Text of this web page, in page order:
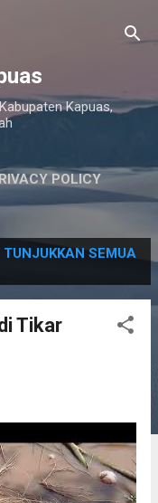
Kapuas,
POLICY
TUNJUKKAN SEMUA
Tikar